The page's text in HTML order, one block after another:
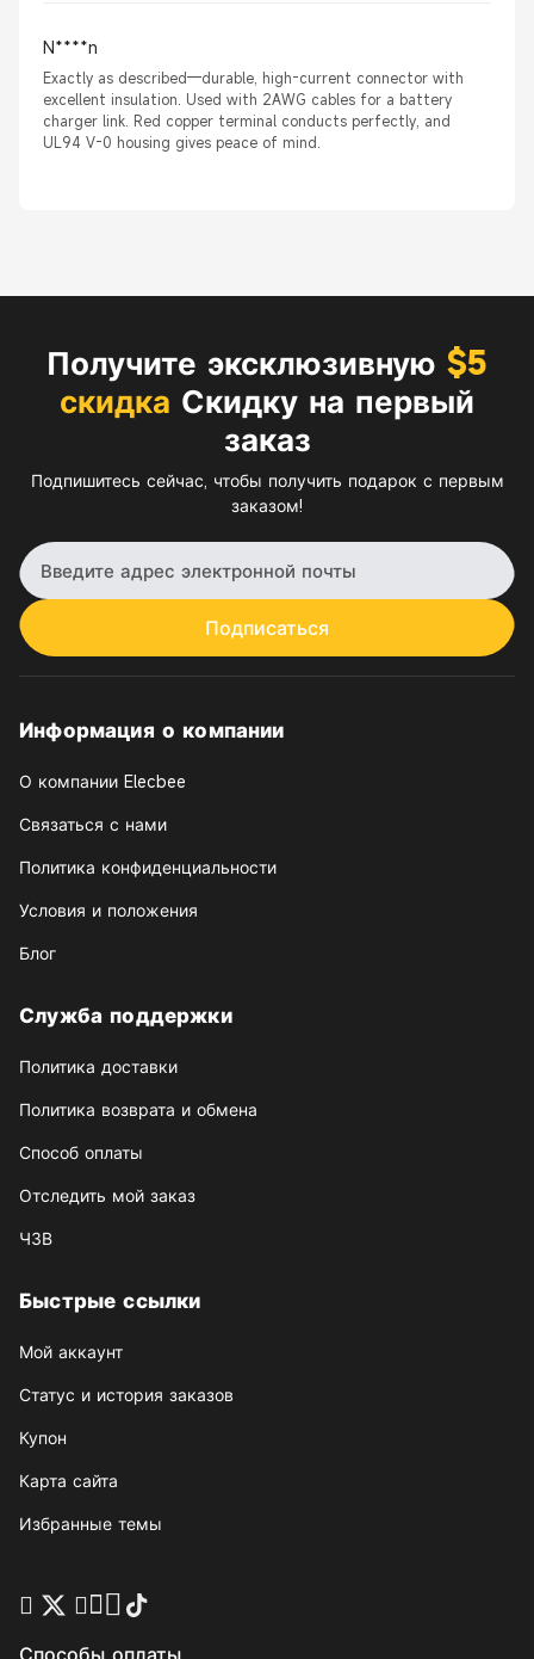
N****n
Exactly as described—durable, high-current connector with
excellent insulation. Used with 2AWG cables for a battery
charger link. Red copper terminal conducts perfectly, and
UL94 V-0 housing gives peace of mind.
Получите эксклюзивную $5
скидка Скидку на первый
заказ
Подпишитесь сейчас, чтобы получить подарок с первым
заказом!
Подписаться
Информация о компании
О компании Elecbee
Связаться с нами
Политика конфиденциальности
Условия и положения
Блог
Служба поддержки
Политика доставки
Политика возврата и обмена
Способ оплаты
Отследить мой заказ
ЧЗВ
Быстрые ссылки
Мой аккаунт
Статус и история заказов
Купон
Карта сайта
Избранные темы